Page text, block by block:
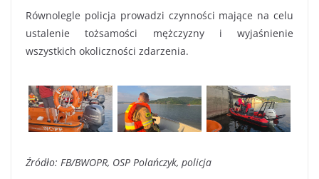
Równolegle policja prowadzi czynności mające na celu
ustalenie tożsamości mężczyzny i wyjaśnienie
wszystkich okoliczności zdarzenia.
Źródło: FB/BWOPR, OSP Polańczyk, policja